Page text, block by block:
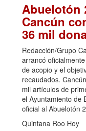
Abuelotón
Cancún
36 mil
Redacción/Grupo
arrancó
de acopio y el
recaudados.
mil artículos de
el Ayuntamiento de
oficial al Abuelotón
Quintana Roo Hoy